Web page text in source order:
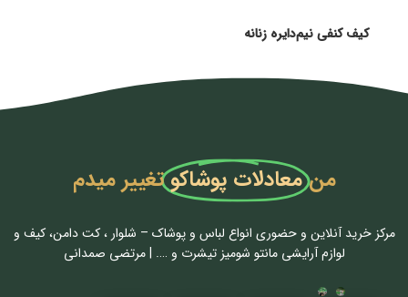
کیف کنفی نیم‌دایره زنانه
منمعادلات پوشاکوتغییر میدم
مرکز خرید آنلاین و حضوری انواع لباس‌ و پوشاک – شلوار ، کت دامن، کیف و
لوازم آرایشی مانتو شومیز تیشرت و …. | مرتضی صمدانی